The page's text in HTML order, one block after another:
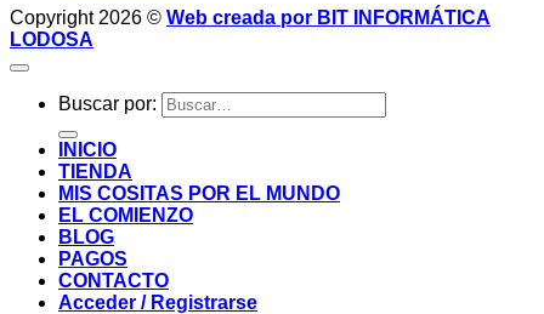
Copyright 2026 © Web creada por BIT INFORMÁTICA
LODOSA
Buscar por:
INICIO
TIENDA
MIS COSITAS POR EL MUNDO
EL COMIENZO
BLOG
PAGOS
CONTACTO
Acceder / Registrarse